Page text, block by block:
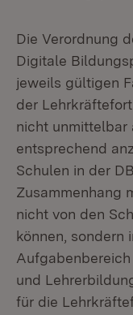
Die Verordnung
Digitale
jeweils gültigen
der
nicht unmittelbar
entsprechend
Schulen in der
Zusammenhang
nicht von den
können, sondern
und
für die